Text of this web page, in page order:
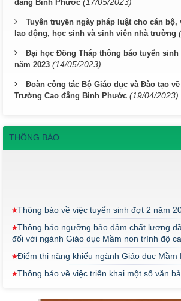
đẳng Bình Phước
Tuyên truyền ngày pháp luật cho cán
lao động, học sinh và sinh viên nhà trường
Đại học Đồng Tháp thông báo tuyển
năm 2023 (14/05/2023)
Đoàn công tác Bộ Giáo dục và Đào tạo
Trường Cao đẳng Bình Phước (19/04/2023)
THÔNG BÁO
Thông báo ngưỡng bảo đảm chất lượng
đối với ngành Giáo dục Mầm non trình độ
Điểm thi năng khiếu ngành Giáo dục Mầm
Thông báo về việc triển khai một số văn
THÔNG BÁO VỀ VIỆC PHÚC KHẢO ĐIỂM